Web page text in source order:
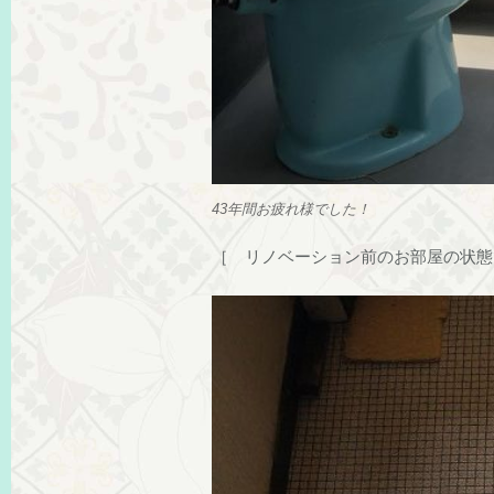
43年間お疲れ様でした！
［ リノベーション前のお部屋の状